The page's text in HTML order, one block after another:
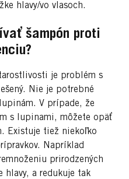
hlavy/vo vlasoch.
šampón proti
je problém s
Nie je potrebné
V prípade, že
s lupinami, môžete opäť
Existuje tiež niekoľko
Napríklad
prirodzených
hlavy, a redukuje tak